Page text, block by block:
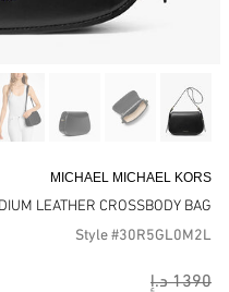
MICHAEL MICHAEL KORS
LEATHER CROSSBODY BAG
Style #30R5GL0M2L
1390 د.إ